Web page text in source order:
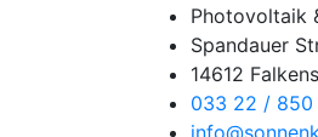
Photovoltaik
Spandauer
14612
033 22 / 850